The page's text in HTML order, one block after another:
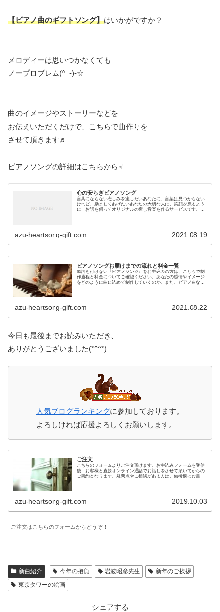
【ピアノ曲のギフトソング】はいかがですか？
メロディーは思いつかなくても
ノープロブレム(^_-)-☆
曲のイメージやストーリーなどを
お伝えいただくだけで、こちらで曲作りを
させて頂きます♬
ピアノソングの詳細はこちらから☟
心の安らぎピアノソング
言葉にならない悲しみを癒したいあなたに、言葉は見つからない
けれど、励ましてあげたいあなたの大切な人に、笑顔が戻るよう
に、お話を伺ってオリジナルの癒し音楽を作るサービスです。音
azu-heartsong-gift.com 2021.08.19
ピアノソングお届けまでの流れと料金一覧
歌詞を付けない『ピアノソング』をお申込みの方は、こちらで制
作過程と料金についてご確認ください。あなたの感情やイメージ
をどのように曲に込めて制作していくのか、また、ピアノ曲なら
azu-heartsong-gift.com 2021.08.22
今日も最後までお読みいただき、
ありがとうございました(*^^*)
人気ブログランキングに参加しております。
よろしければ応援よろしくお願いします。
ご注文
こちらのフォームよりご注文頂けます。お申込みフォームを受信
後、お客様と直接オンライン通話でお話しをさせて頂いてからの
ご契約となります。疑問点やご相談がある方は、備考欄にお書き
azu-heartsong-gift.com 2019.10.03
ご注文はこちらのフォームからどうぞ！
新曲紹介 今年の抱負 岩波昭彦先生
新年のご挨拶
東京タワーの絵画
シェアする